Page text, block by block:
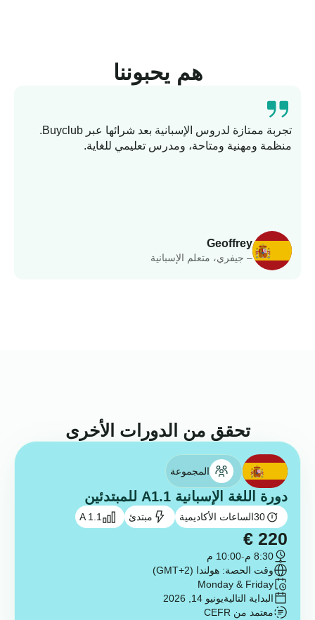
هم يحبوننا
Geoffrey
– جيفري، متعلم الإسبانية
تجربة ممتازة لدروس الإسبانية بعد شرائها عبر Buyclub.
منظمة ومهنية ومتاحة، ومدرس تعليمي للغاية.
تحقق من الدورات الأخرى
المجموعة
دورة اللغة الإسبانية A1.1 للمبتدئين
30الساعات الأكاديمية مبتدئ A 1.1
€ 220
8:30 م -10:00 م
وقت الحصة: هولندا (GMT+2)
Monday & Friday
البداية التاليةيونيو 14, 2026
معتمد من CEFR